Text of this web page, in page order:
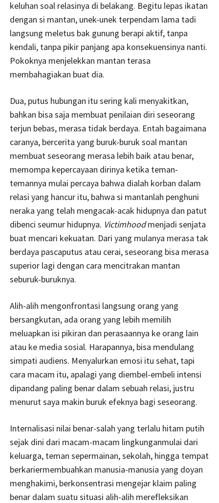
keluhan soal relasinya di belakang. Begitu lepas ikatan
dengan si mantan, unek-unek terpendam lama tadi
langsung meletus bak gunung berapi aktif, tanpa
kendali, tanpa pikir panjang apa konsekuensinya nanti.
Pokoknya menjelekkan mantan terasa
membahagiakan buat dia.
Dua, putus hubungan itu sering kali menyakitkan,
bahkan bisa saja membuat penilaian diri seseorang
terjun bebas, merasa tidak berdaya. Entah bagaimana
caranya, bercerita yang buruk-buruk soal mantan
membuat seseorang merasa lebih baik atau benar,
memompa kepercayaan dirinya ketika teman-
temannya mulai percaya bahwa dialah korban dalam
relasi yang hancur itu, bahwa si mantanlah penghuni
neraka yang telah mengacak-acak hidupnya dan patut
dibenci seumur hidupnya. Victimhoodmenjadi senjata
buat mencari kekuatan. Dari yang mulanya merasa tak
berdaya pascaputus atau cerai, seseorang bisa merasa
superior lagi dengan cara mencitrakan mantan
seburuk-buruknya.
Alih-alih mengonfrontasi langsung orang yang
bersangkutan, ada orang yang lebih memilih
meluapkan isi pikiran dan perasaannya ke orang lain
atau ke media sosial. Harapannya, bisa mendulang
simpati audiens. Menyalurkan emosi itu sehat, tapi
cara macam itu, apalagi yang diembel-embeli intensi
dipandang paling benar dalam sebuah relasi, justru
menurut saya makin buruk efeknya bagi seseorang.
Internalisasi nilai benar-salah yang terlalu hitam putih
sejak dini dari macam-macam lingkunganmulai dari
keluarga, teman sepermainan, sekolah, hingga tempat
berkariermembuahkan manusia-manusia yang doyan
menghakimi, berkonsentrasi mengejar klaim paling
benar dalam suatu situasi alih-alih merefleksikan